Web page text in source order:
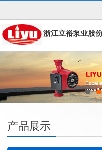
浙江立裕泵业股
产品展示